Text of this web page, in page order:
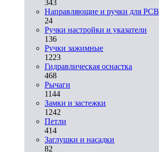
343
Направляющие и ручки для PCB
24
Ручки настройки и указатели
136
Ручки зажимные
1223
Гидравлическая оснастка
468
Рычаги
1144
Замки и застежки
1242
Петли
414
Заглушки и насадки
82